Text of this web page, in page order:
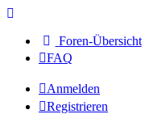
Foren-Übersicht
FAQ
Anmelden
Registrieren